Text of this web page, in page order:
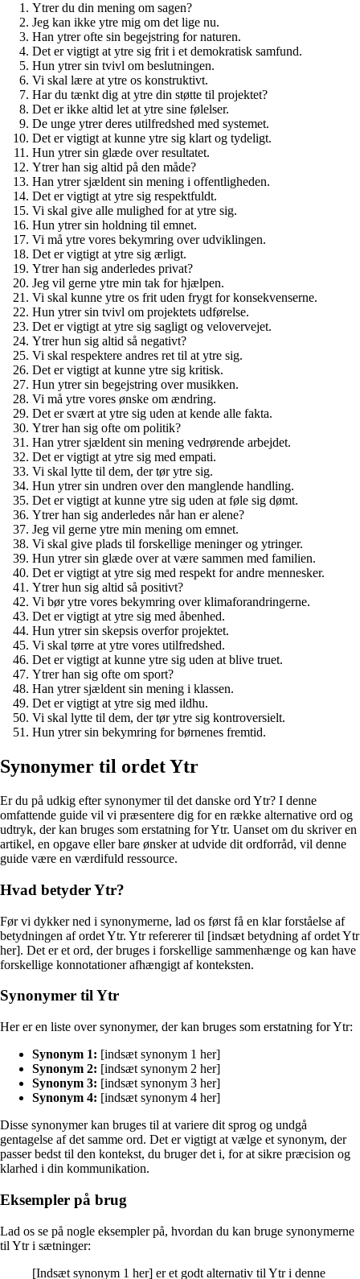
Ytrer du din mening om sagen?
Jeg kan ikke ytre mig om det lige nu.
Han ytrer ofte sin begejstring for naturen.
Det er vigtigt at ytre sig frit i et demokratisk samfund.
Hun ytrer sin tvivl om beslutningen.
Vi skal lære at ytre os konstruktivt.
Har du tænkt dig at ytre din støtte til projektet?
Det er ikke altid let at ytre sine følelser.
De unge ytrer deres utilfredshed med systemet.
Det er vigtigt at kunne ytre sig klart og tydeligt.
Hun ytrer sin glæde over resultatet.
Ytrer han sig altid på den måde?
Han ytrer sjældent sin mening i offentligheden.
Det er vigtigt at ytre sig respektfuldt.
Vi skal give alle mulighed for at ytre sig.
Hun ytrer sin holdning til emnet.
Vi må ytre vores bekymring over udviklingen.
Det er vigtigt at ytre sig ærligt.
Ytrer han sig anderledes privat?
Jeg vil gerne ytre min tak for hjælpen.
Vi skal kunne ytre os frit uden frygt for konsekvenserne.
Hun ytrer sin tvivl om projektets udførelse.
Det er vigtigt at ytre sig sagligt og velovervejet.
Ytrer hun sig altid så negativt?
Vi skal respektere andres ret til at ytre sig.
Det er vigtigt at kunne ytre sig kritisk.
Hun ytrer sin begejstring over musikken.
Vi må ytre vores ønske om ændring.
Det er svært at ytre sig uden at kende alle fakta.
Ytrer han sig ofte om politik?
Han ytrer sjældent sin mening vedrørende arbejdet.
Det er vigtigt at ytre sig med empati.
Vi skal lytte til dem, der tør ytre sig.
Hun ytrer sin undren over den manglende handling.
Det er vigtigt at kunne ytre sig uden at føle sig dømt.
Ytrer han sig anderledes når han er alene?
Jeg vil gerne ytre min mening om emnet.
Vi skal give plads til forskellige meninger og ytringer.
Hun ytrer sin glæde over at være sammen med familien.
Det er vigtigt at ytre sig med respekt for andre mennesker.
Ytrer hun sig altid så positivt?
Vi bør ytre vores bekymring over klimaforandringerne.
Det er vigtigt at ytre sig med åbenhed.
Hun ytrer sin skepsis overfor projektet.
Vi skal tørre at ytre vores utilfredshed.
Det er vigtigt at kunne ytre sig uden at blive truet.
Ytrer han sig ofte om sport?
Han ytrer sjældent sin mening i klassen.
Det er vigtigt at ytre sig med ildhu.
Vi skal lytte til dem, der tør ytre sig kontroversielt.
Hun ytrer sin bekymring for børnenes fremtid.
Synonymer til ordet Ytr
Er du på udkig efter synonymer til det danske ord Ytr? I denne
omfattende guide vil vi præsentere dig for en række alternative ord og
udtryk, der kan bruges som erstatning for Ytr. Uanset om du skriver en
artikel, en opgave eller bare ønsker at udvide dit ordforråd, vil denne
guide være en værdifuld ressource.
Hvad betyder Ytr?
Før vi dykker ned i synonymerne, lad os først få en klar forståelse af
betydningen af ordet Ytr. Ytr refererer til [indsæt betydning af ordet Ytr
her]. Det er et ord, der bruges i forskellige sammenhænge og kan have
forskellige konnotationer afhængigt af konteksten.
Synonymer til Ytr
Her er en liste over synonymer, der kan bruges som erstatning for Ytr:
Synonym 1: [indsæt synonym 1 her]
Synonym 2: [indsæt synonym 2 her]
Synonym 3: [indsæt synonym 3 her]
Synonym 4: [indsæt synonym 4 her]
Disse synonymer kan bruges til at variere dit sprog og undgå
gentagelse af det samme ord. Det er vigtigt at vælge et synonym, der
passer bedst til den kontekst, du bruger det i, for at sikre præcision og
klarhed i din kommunikation.
Eksempler på brug
Lad os se på nogle eksempler på, hvordan du kan bruge synonymerne
til Ytr i sætninger:
[Indsæt synonym 1 her] er et godt alternativ til Ytr i denne